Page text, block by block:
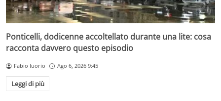
Ponticelli, dodicenne accoltellato durante una lite: cosa
racconta davvero questo episodio
Fabio Iuorio Ago 6, 2026 9:45
Leggi di più